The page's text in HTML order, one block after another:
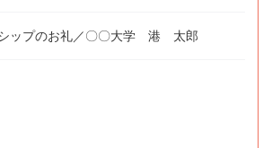
ップのお礼／〇〇大学 港 太郎